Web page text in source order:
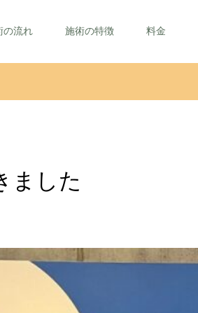
の流れ 施術の特徴 料金
ました